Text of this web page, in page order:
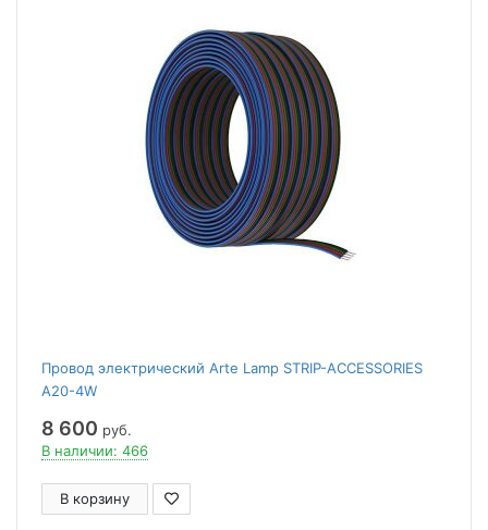
Провод электрический Arte Lamp STRIP-ACCESSORIES
A20-4W
8 600 руб.
В наличии: 466
В корзину